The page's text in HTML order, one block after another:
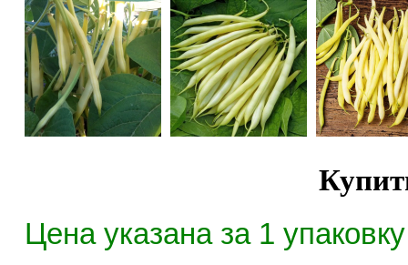
Цена указана за 1